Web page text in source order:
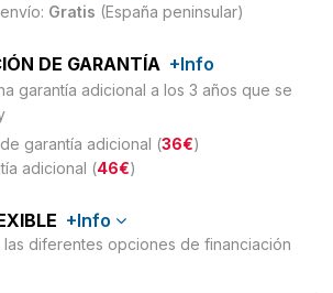
Gratis (España peninsular)
DE GARANTÍA +Info
garantía adicional a los 3 años que se
garantía adicional (36€)
adicional (46€)
+Info
las diferentes opciones de financiación